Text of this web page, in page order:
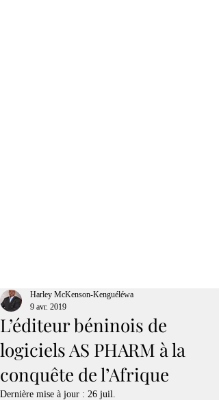
L’éditeur béninois de
logiciels AS PHARM à la
conquête de l’Afrique
Harley McKenson-Kenguéléwa
9 avr. 2019
Dernière mise à jour : 26 juil.